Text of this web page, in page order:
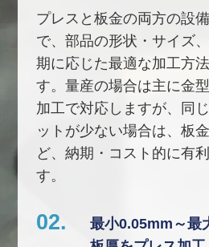
プレスと板金の両方の設
で、部品の形状・サイズ
期に応じた最適な加工方
す。量産の場合は主に金
加工で対応しますが、同
ットが少ない場合は、板
ど、納期・コスト的に有
す。
02.
最小0.05mm～最